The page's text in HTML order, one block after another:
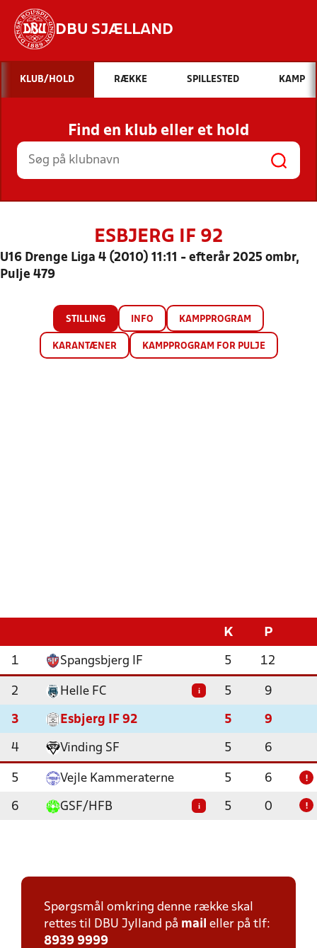
DBU SJÆLLAND
Hvad vil du søge efter?
INDHOLD OG NYHEDER
STILLINGER, RESULTATER, KLUBBER OG
HOLD
KLUB/HOLD RÆKKE SPILLESTED KAMP
Find en klub eller et hold
ESBJERG IF 92
U16 Drenge Liga 4 (2010) 11:11 - efterår 2025 ombr,
Pulje 479
STILLING INFO KAMPPROGRAM
KARANTÆNER KAMPPROGRAM FOR PULJE
K P
1 Spangsbjerg IF 5 12
2 Helle FC i 5 9
3 Esbjerg IF 92 5 9
4 Vinding SF 5 6
5 Vejle Kammeraterne 5 6 !
6 GSF/HFB i 5 0 !
Spørgsmål omkring denne række skal
rettes til DBU Jylland på mail eller på tlf:
8939 9999